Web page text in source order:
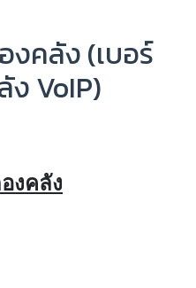
คลัง (เบอร์
ง VoIP)
งคลัง